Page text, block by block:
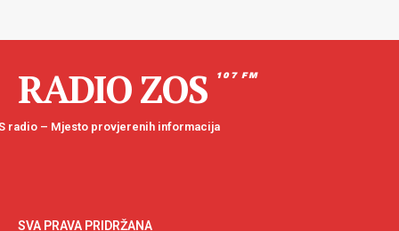
RADIO ZOS 107 FM
radio – Mjesto provjerenih informacija
SVA PRAVA PRIDRŽANA